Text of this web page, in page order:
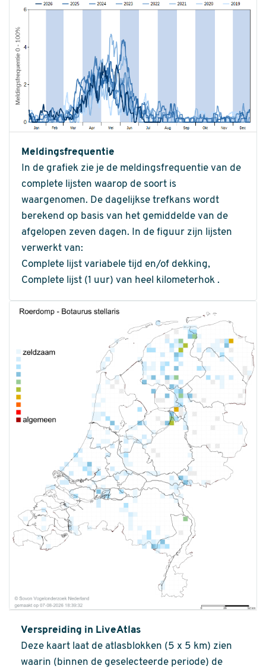
Meldingsfrequentie
In de grafiek zie je de meldingsfrequentie van de
complete lijsten waarop de soort is
waargenomen. De dagelijkse trefkans wordt
berekend op basis van het gemiddelde van de
afgelopen zeven dagen. In de figuur zijn lijsten
verwerkt van:
Complete lijst variabele tijd en/of dekking,
Complete lijst (1 uur) van heel kilometerhok .
Verspreiding in LiveAtlas
Deze kaart laat de atlasblokken (5 x 5 km) zien
waarin (binnen de geselecteerde periode) de